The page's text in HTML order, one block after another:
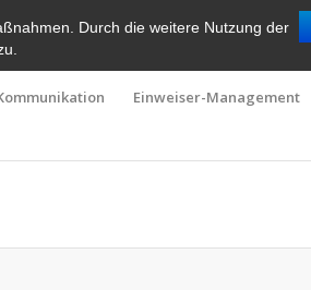
Durch die weitere Nutzung der
Einweiser-Management